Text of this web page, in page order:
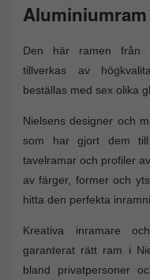
Den här ramen från
tillverkas av
beställas med sex olika
Nielsens designer och
som har gjort dem
tavelramar och profiler
av färger, former och
hitta den perfekta
Kreativa inramare
garanterat rätt ram i
bland privatpersoner